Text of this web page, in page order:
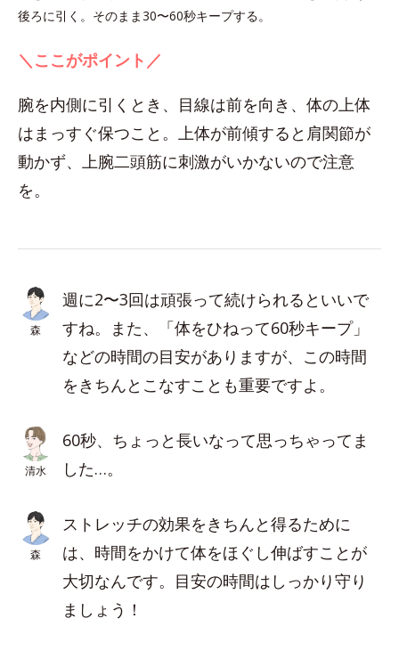
後ろに引く。そのまま30〜60秒キープする。
＼ここがポイント／
腕を内側に引くとき、目線は前を向き、体の上体
はまっすぐ保つこと。上体が前傾すると肩関節が
動かず、上腕二頭筋に刺激がいかないので注意
を。
森
週に2〜3回は頑張って続けられるといいで
すね。また、「体をひねって60秒キープ」
などの時間の目安がありますが、この時間
をきちんとこなすことも重要ですよ。
清水
60秒、ちょっと長いなって思っちゃってま
した…。
森
ストレッチの効果をきちんと得るために
は、時間をかけて体をほぐし伸ばすことが
大切なんです。目安の時間はしっかり守り
ましょう！